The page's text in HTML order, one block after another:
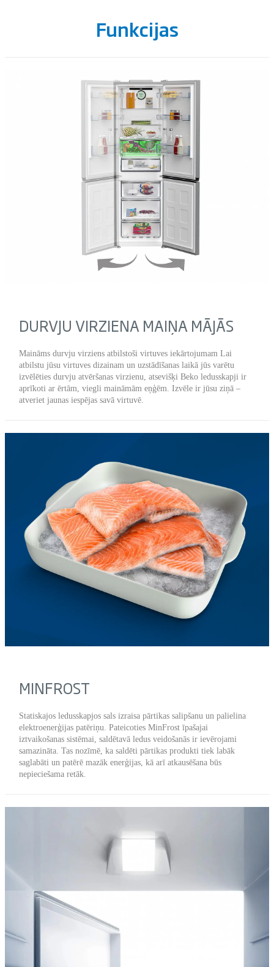
Funkcijas
DURVJU VIRZIENA MAIŅA MĀJĀS
Maināms durvju virziens atbilstoši virtuves iekārtojumam Lai
atbilstu jūsu virtuves dizainam un uzstādīšanas laikā jūs varētu
izvēlēties durvju atvēršanas virzienu, atsevišķi Beko ledusskapji ir
aprīkoti ar ērtām, viegli maināmām eņģēm. Izvēle ir jūsu ziņā –
atveriet jaunas iespējas savā virtuvē.
MINFROST
Statiskajos ledusskapjos sals izraisa pārtikas salipšanu un palielina
elektroenerģijas patēriņu. Pateicoties MinFrost īpašajai
iztvaikošanas sistēmai, saldētavā ledus veidošanās ir ievērojami
samazināta. Tas nozīmē, ka saldēti pārtikas produkti tiek labāk
saglabāti un patērē mazāk enerģijas, kā arī atkausēšana būs
nepieciešama retāk.